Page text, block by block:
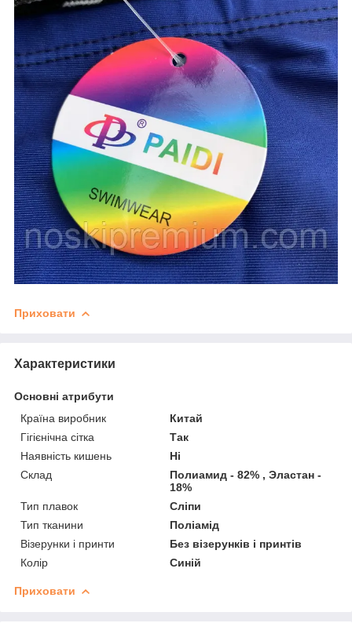
Приховати
Характеристики
Основні атрибути
Країна виробник
Китай
Гігієнічна сітка
Так
Наявність кишень
Ні
Склад
Полиамид - 82% , Эластан -
18%
Тип плавок
Сліпи
Тип тканини
Поліамід
Візерунки і принти
Без візерунків і принтів
Колір
Синій
Приховати